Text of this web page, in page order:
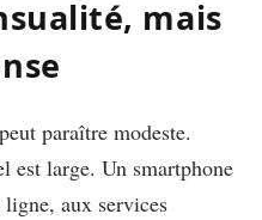
mais
paraître modeste.
est large. Un smartphone
ligne, aux services